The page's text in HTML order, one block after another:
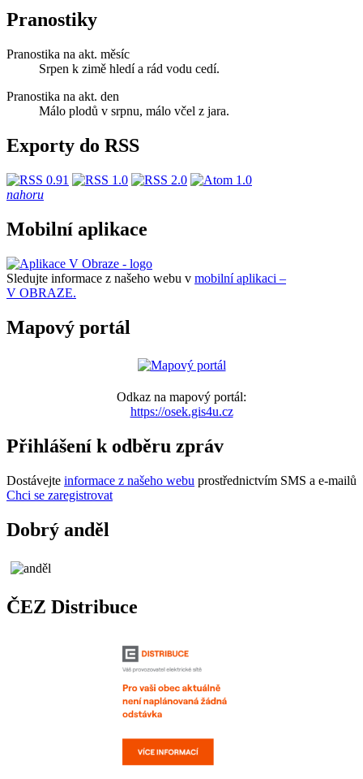
Pranostiky
Pranostika na akt. měsíc
Srpen k zimě hledí a rád vodu cedí.
Pranostika na akt. den
Málo plodů v srpnu, málo včel z jara.
Exporty do RSS
nahoru
Mobilní aplikace
Sledujte informace z našeho webu v mobilní aplikaci –
V OBRAZE.
Mapový portál
Odkaz na mapový portál:
https://osek.gis4u.cz
Přihlášení k odběru zpráv
Dostávejte informace z našeho webu prostřednictvím SMS a e-mailů
Chci se zaregistrovat
Dobrý anděl
ČEZ Distribuce